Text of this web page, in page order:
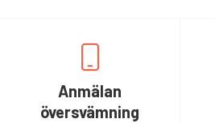
Anmälan
översvämning